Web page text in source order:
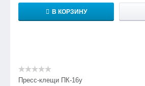
В КОРЗИНУ
Пресс-клещи ПК-16у